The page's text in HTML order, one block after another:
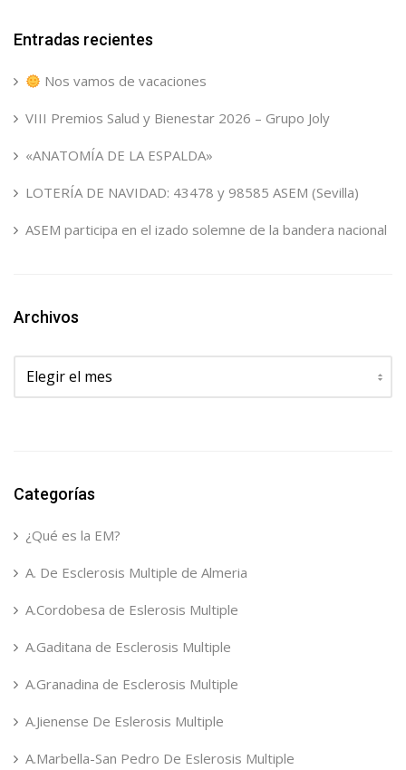
Entradas recientes
Nos vamos de vacaciones
VIII Premios Salud y Bienestar 2026 – Grupo Joly
«ANATOMÍA DE LA ESPALDA»
LOTERÍA DE NAVIDAD: 43478 y 98585 ASEM (Sevilla)
ASEM participa en el izado solemne de la bandera nacional
Archivos
Archivos
Categorías
¿Qué es la EM?
A. De Esclerosis Multiple de Almeria
A.Cordobesa de Eslerosis Multiple
A.Gaditana de Esclerosis Multiple
A.Granadina de Esclerosis Multiple
A.Jienense De Eslerosis Multiple
A.Marbella-San Pedro De Eslerosis Multiple